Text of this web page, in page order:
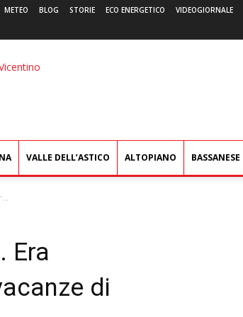
METEO BLOG STORIE ECO ENERGETICO VIDEOGIORNALE
VALLE DELL’ASTICO ALTOPIANO BASSANESE
Era
di